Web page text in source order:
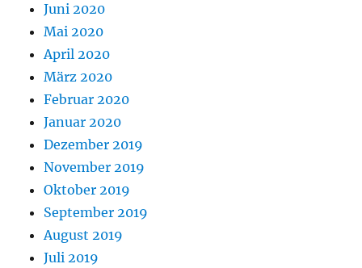
Juni 2020
Mai 2020
April 2020
März 2020
Februar 2020
Januar 2020
Dezember 2019
November 2019
Oktober 2019
September 2019
August 2019
Juli 2019